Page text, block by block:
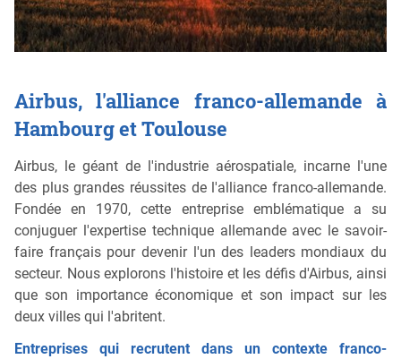
Airbus, l'alliance franco-allemande à
Hambourg et Toulouse
Airbus, le géant de l'industrie aérospatiale, incarne l'une
des plus grandes réussites de l'alliance franco-allemande.
Fondée en 1970, cette entreprise emblématique a su
conjuguer l'expertise technique allemande avec le savoir-
faire français pour devenir l'un des leaders mondiaux du
secteur. Nous explorons l'histoire et les défis d'Airbus, ainsi
que son importance économique et son impact sur les
deux villes qui l'abritent.
Entreprises qui recrutent dans un contexte franco-